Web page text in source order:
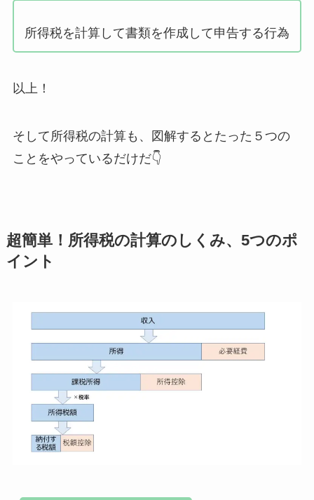
所得税を計算して書類を作成して申告する行為
以上！
そして所得税の計算も、図解するとたった５つの
ことをやっているだけだ👇
超簡単！所得税の計算のしくみ、5つのポ
イント